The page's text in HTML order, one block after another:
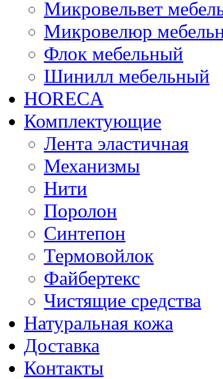
Микровельвет
Микровелюр
Флок мебельный
Шинилл мебельный
HORECA
Комплектующие
Лента эластичная
Механизмы
Нити
Поролон
Синтепон
Термовойлок
Файбертекс
Чистящие средства
Натуральная кожа
Доставка
Контакты